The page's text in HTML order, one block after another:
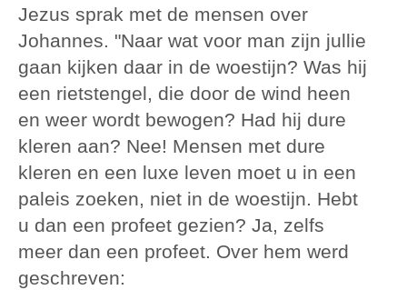
Jezus sprak met de mensen over
Johannes. "Naar wat voor man zijn jullie
gaan kijken daar in de woestijn? Was hij
een rietstengel, die door de wind heen
en weer wordt bewogen? Had hij dure
kleren aan? Nee! Mensen met dure
kleren en een luxe leven moet u in een
paleis zoeken, niet in de woestijn. Hebt
u dan een profeet gezien? Ja, zelfs
meer dan een profeet. Over hem werd
geschreven: